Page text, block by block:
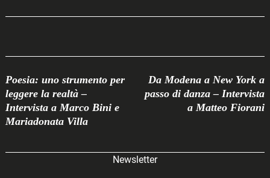
Post
Navigation
Poesia: uno strumento per
leggere la realtà –
Intervista a Marco Bini e
Mariadonata Villa
Da Modena a New York a
passo di danza – Intervista
a Matteo Fiorani
Newsletter